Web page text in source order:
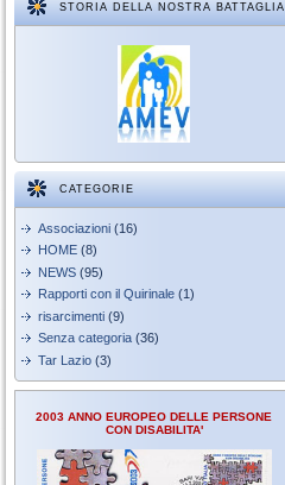
STORIA DELLA NOSTRA BATTAGLIA
CATEGORIE
Associazioni (16)
HOME (8)
NEWS (95)
Rapporti con il Quirinale (1)
risarcimenti (9)
Senza categoria (36)
Tar Lazio (3)
2003 ANNO EUROPEO DELLE PERSONE
CON DISABILITA'